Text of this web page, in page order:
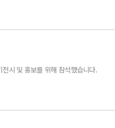
시 및 홍보를 위해 참석했습니다.